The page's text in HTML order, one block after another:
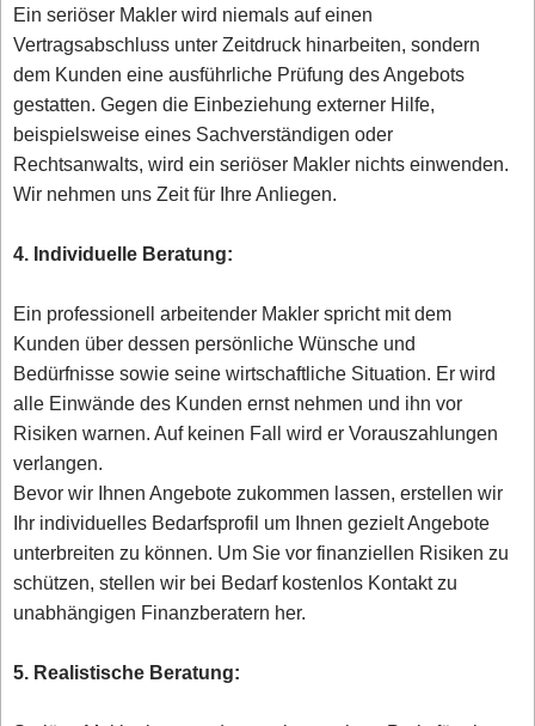
Ein seriöser Makler wird niemals auf einen
Vertragsabschluss unter Zeitdruck hinarbeiten, sondern
dem Kunden eine ausführliche Prüfung des Angebots
gestatten. Gegen die Einbeziehung externer Hilfe,
beispielsweise eines Sachverständigen oder
Rechtsanwalts, wird ein seriöser Makler nichts einwenden.
Wir nehmen uns Zeit für Ihre Anliegen.
4. Individuelle Beratung:
Ein professionell arbeitender Makler spricht mit dem
Kunden über dessen persönliche Wünsche und
Bedürfnisse sowie seine wirtschaftliche Situation. Er wird
alle Einwände des Kunden ernst nehmen und ihn vor
Risiken warnen. Auf keinen Fall wird er Vorauszahlungen
verlangen.
Bevor wir Ihnen Angebote zukommen lassen, erstellen wir
Ihr individuelles Bedarfsprofil um Ihnen gezielt Angebote
unterbreiten zu können. Um Sie vor finanziellen Risiken zu
schützen, stellen wir bei Bedarf kostenlos Kontakt zu
unabhängigen Finanzberatern her.
5. Realistische Beratung: